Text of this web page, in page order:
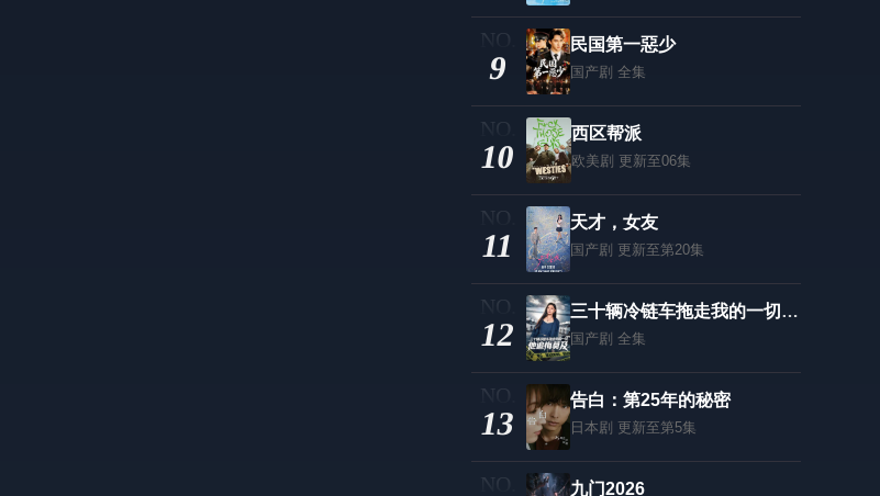
9
民国第一惡少
国产剧 全集
10
西区帮派
欧美剧 更新至06集
11
天才，女友
国产剧 更新至第20集
12
三十辆冷链车拖走我的一切，他追悔莫及
国产剧 全集
13
告白：第25年的秘密
日本剧 更新至第5集
九门2026